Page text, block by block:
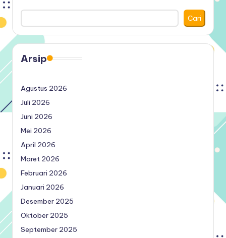
Cari
Arsip
Agustus 2026
Juli 2026
Juni 2026
Mei 2026
April 2026
Maret 2026
Februari 2026
Januari 2026
Desember 2025
Oktober 2025
September 2025